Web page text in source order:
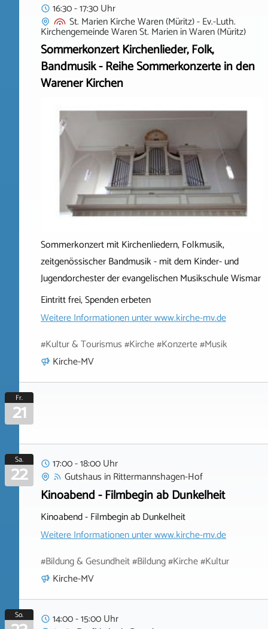
16:30 - 17:30 Uhr
St. Marien Kirche Waren (Müritz) - Ev.-Luth.
Kirchengemeinde Waren St. MarieninWaren (Müritz)
Sommerkonzert Kirchenlieder, Folk,
Bandmusik - Reihe Sommerkonzerte in den
Warener Kirchen
Sommerkonzert mit Kirchenliedern, Folkmusik,
zeitgenössischer Bandmusik - mit dem Kinder- und
Jugendorchester der evangelischen Musikschule Wismar
Eintritt frei, Spenden erbeten
Weitere Informationen unterwww.kirche-mv.de
#Kultur & Tourismus #Kirche #Konzerte #Musik
Kirche-MV
Fr.
21
Sa.
22
17:00 - 18:00 Uhr
Gutshaus inRittermannshagen-Hof
Kinoabend - Filmbegin ab Dunkelheit
Kinoabend - Filmbegin ab Dunkelheit
Weitere Informationen unterwww.kirche-mv.de
#Bildung & Gesundheit #Bildung #Kirche #Kultur
Kirche-MV
So.
14:00 - 15:00 Uhr